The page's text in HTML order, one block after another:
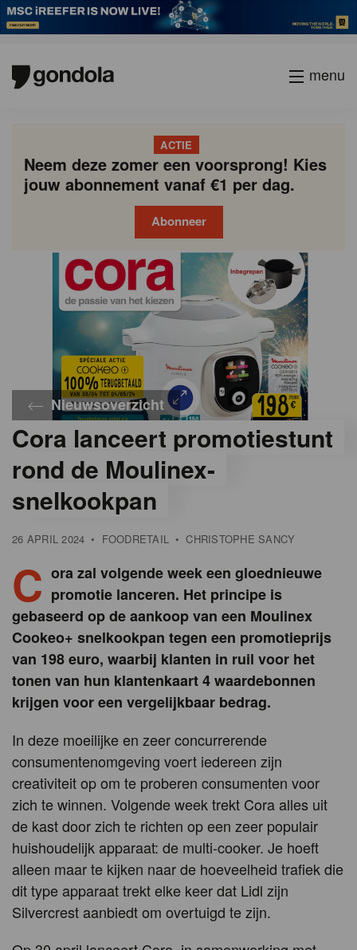
menu
ACTIE
Neem deze zomer een voorsprong! Kies
jouw abonnement vanaf €1 per dag.
Abonneer
Nieuwsoverzicht
Cora lanceert promotiestunt
rond de Moulinex-
snelkookpan
26 APRIL 2024 • FOODRETAIL • CHRISTOPHE SANCY
C ora zal volgende week een gloednieuwe
promotie lanceren. Het principe is
gebaseerd op de aankoop van een Moulinex
Cookeo+ snelkookpan tegen een promotieprijs
van 198 euro, waarbij klanten in ruil voor het
tonen van hun klantenkaart 4 waardebonnen
krijgen voor een vergelijkbaar bedrag.
In deze moeilijke en zeer concurrerende
consumentenomgeving voert iedereen zijn
creativiteit op om te proberen consumenten voor
zich te winnen. Volgende week trekt Cora alles uit
de kast door zich te richten op een zeer populair
huishoudelijk apparaat: de multi-cooker. Je hoeft
alleen maar te kijken naar de hoeveelheid trafiek die
dit type apparaat trekt elke keer dat Lidl zijn
Silvercrest aanbiedt om overtuigd te zijn.